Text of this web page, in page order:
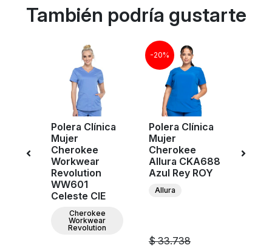
También podría gustarte
Polera Clínica
Mujer
Cherokee
Workwear
Revolution
WW601
Celeste CIE
Cherokee
Workwear
Revolution
-20%
Polera Clínica
Mujer
Cherokee
Allura CKA688
Azul Rey ROY
Allura
$ 33.738